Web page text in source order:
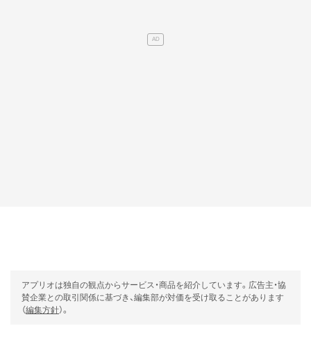
アプリオは独自の観点からサービス・商品を紹介しています。広告主・協
賛企業との取引関係に基づき、編集部が対価を受け取ることがあります
（編集方針）。